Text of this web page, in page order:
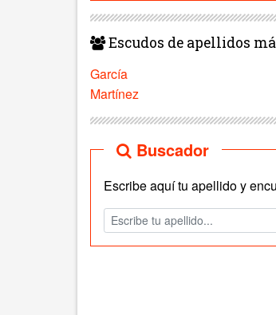
Escudos de apellidos
García
Martínez
Buscador
Escribe aquí tu apellido y